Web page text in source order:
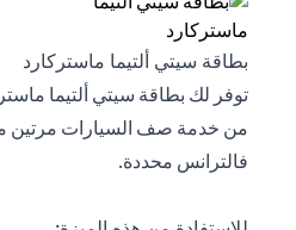
بطاقة سيتي ألتيما ماستركارد
توفر لك بطاقة سيتي ألتيما
من خدمة صف السيارات مرتين
فالترانس محددة.